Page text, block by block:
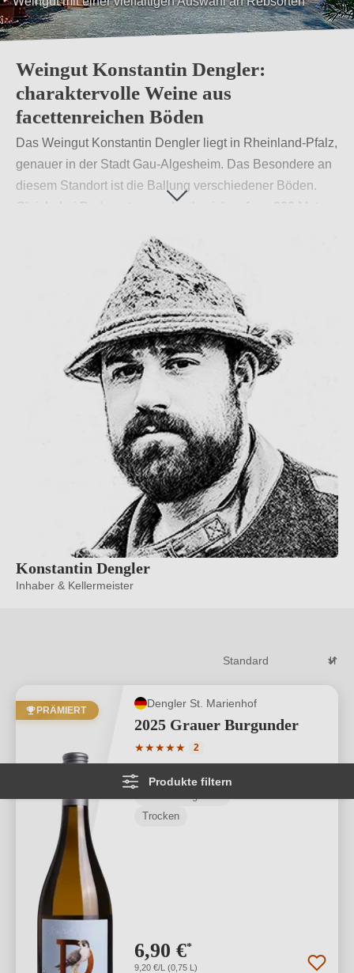
Weingut Konstantin Dengler:
charaktervolle Weine aus
facettenreichen Böden
Das Weingut Konstantin Dengler liegt in Rheinland-Pfalz,
genauer in der Stadt Gau-Algesheim. Das Besondere an
diesem Standort ist die Ballung verschiedener Böden.
Gleich drei Bodenarten wechseln sich auf nur 200 Metern
charaktervollen Trauben charaktervolle Weine zu
Weiterlesen→
Konstantin Dengler
Inhaber & Kellermeister
Produkte filtern
PRÄMIERT
Dengler St. Marienhof
2025 Grauer Burgunder
★★★★★
Durchschnittliche Bewertung von 5
2
Rheinhessen
Trocken
6,90 €*
9,20 €/L (0,75 L)